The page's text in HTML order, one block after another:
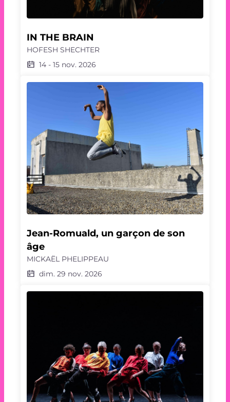
IN THE BRAIN
HOFESH SHECHTER
14 - 15 nov. 2026
Jean-Romuald, un garçon de son
âge
MICKAËL PHELIPPEAU
dim. 29 nov. 2026